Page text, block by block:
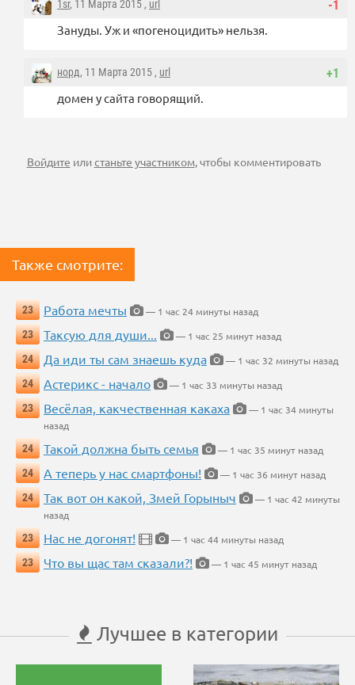
-1
1sr, 11 Марта 2015 , url
Зануды. Уж и «погеноцидить» нельзя.
+1
норд, 11 Марта 2015 , url
домен у сайта говорящий.
Войдите илистаньте участником, чтобы комментировать
Также смотрите:
23 Работа мечты
— 1 час 24 минуты назад
23
Таксую для души...
— 1 час 25 минут назад
24
Да иди ты сам знаешь куда
— 1 час 32 минуты назад
24
Астерикс - начало
— 1 час 33 минуты назад
23
Весёлая, какчественная какаха
— 1 час 34 минуты
назад
24
Такой должна быть семья
— 1 час 35 минут назад
24
А теперь у нас смартфоны!
— 1 час 36 минут назад
24
Так вот он какой, Змей Горыныч
— 1 час 42 минуты
назад
23
Нас не догонят!
— 1 час 44 минуты назад
23
Что вы щас там сказали?! — 1 час 45 минут назад
Лучшее в категории